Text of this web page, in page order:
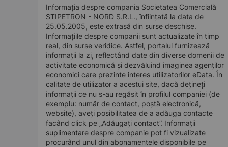
Informația despre compania Societatea Comercială
STIPETRON - NORD S.R.L., înființată la data de
25.05.2005, este extrasă din surse deschise.
Informațiile despre companii sunt actualizate în timp
real, din surse veridice. Astfel, portalul furnizează
informații la zi, reflectând date din diverse domenii de
activitate economică și dezvăluind imaginea agenților
economici care prezinte interes utilizatorilor eData. În
calitate de utilizator a acestui site, dacă dețineți
informații ce nu s-au regăsit în profilul companiei (de
exemplu: număr de contact, poștă electronică,
website), aveți posibilitatea de a adăuga contacte
facând click pe „Adăugați contact”. Informații
suplimentare despre companie pot fi vizualizate
procurând unul din abonamentele disponibile pe